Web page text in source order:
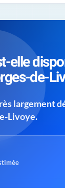
elle
de-
largement
Livoye.